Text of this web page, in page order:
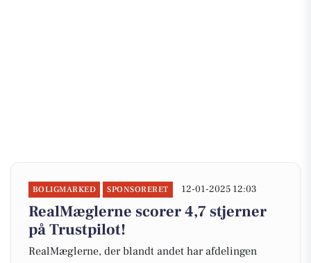
BOLIGMARKED SPONSORERET 12-01-2025 12:03
RealMæglerne scorer 4,7 stjerner
på Trustpilot!
RealMæglerne, der blandt andet har afdelingen